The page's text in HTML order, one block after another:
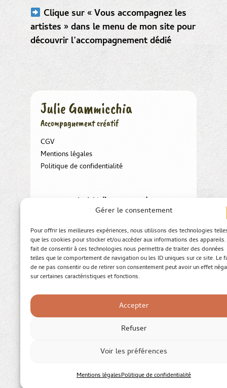
Gérer le consentement
Pour offrir les meilleures expériences, nous utilisons des technologies
que les cookies pour stocker et/ou accéder aux informations des
fait de consentir à ces technologies nous permettra de traiter des données
telles que le comportement de navigation ou les ID uniques sur ce site. Le
de ne pas consentir ou de retirer son consentement peut avoir un effet
sur certaines caractéristiques et fonctions.
Accepter
Refuser
Voir les préférences
Mentions légalesPolitique de confidentialité
Clique sur « Vous accompagnez les
artistes » dans le menu de mon site pour
découvrir l’accompagnement dédié
Julie Gammicchia
Accompagnement créatif
CGV
Mentions légales
Politique de confidentialité
contact@juliegam-conseil.com
Vous êtes entrepreneur·e
Vous accompagnez des entrepreneurs
À propos
Ressources